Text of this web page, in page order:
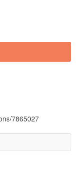
7865027